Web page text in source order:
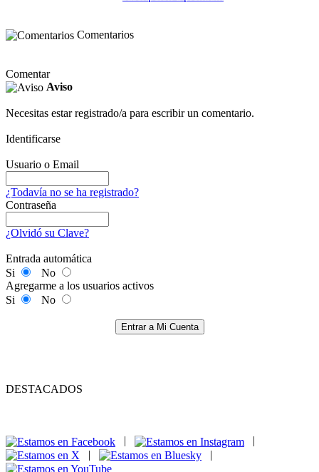
Comentarios
Comentar
Aviso
Necesitas estar registrado/a para escribir un comentario.
Identificarse
Usuario o Email
¿Todavía no se ha registrado?
Contraseña
¿Olvidó su Clave?
Entrada automática
Si
No
Agregarme a los usuarios activos
Si
No
Entrar a Mi Cuenta
DESTACADOS
|
|